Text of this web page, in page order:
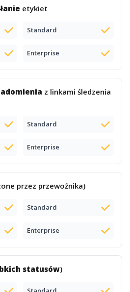
etykiet
Standard
Enterprise
z linkami śledzenia
Standard
Enterprise
przez przewoźnika)
Standard
Enterprise
statusów)